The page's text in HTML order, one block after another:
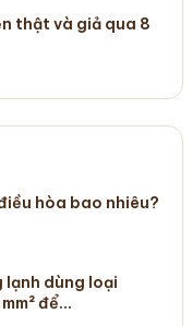
thật và giả qua 8
hòa bao nhiêu?
lạnh dùng loại
để…